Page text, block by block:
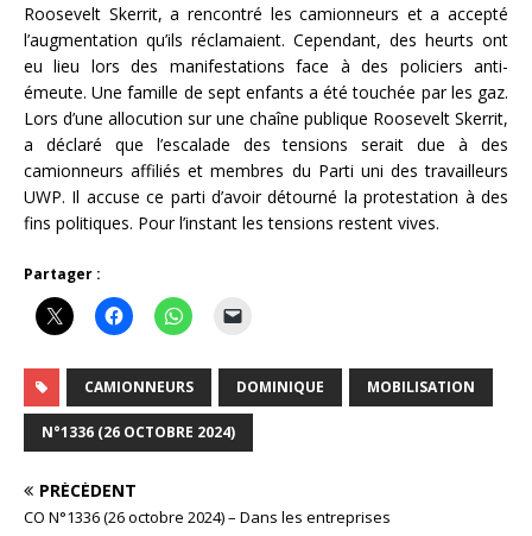
Roosevelt Skerrit, a rencontré les camionneurs et a accepté
l’augmentation qu’ils réclamaient. Cependant, des heurts ont
eu lieu lors des manifestations face à des policiers anti-
émeute. Une famille de sept enfants a été touchée par les gaz.
Lors d’une allocution sur une chaîne publique Roosevelt Skerrit,
a déclaré que l’escalade des tensions serait due à des
camionneurs affiliés et membres du Parti uni des travailleurs
UWP. Il accuse ce parti d’avoir détourné la protestation à des
fins politiques. Pour l’instant les tensions restent vives.
Partager :
CAMIONNEURS DOMINIQUE MOBILISATION
N°1336 (26 OCTOBRE 2024)
PRÉCÉDENT
CO N°1336 (26 octobre 2024) – Dans les entreprises